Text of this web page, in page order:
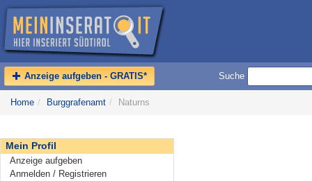
Anzeige aufgeben - GRATIS* Suche
Home / Burggrafenamt / Naturns
Mein Profil
Anzeige aufgeben
Anmelden / Registrieren